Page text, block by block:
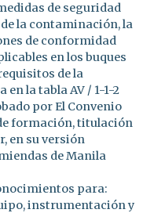
de seguridad
la contaminación, la
de conformidad
en los buques
de la
la tabla AV / 1-1-2
por El Convenio
formación, titulación
en su versión
de Manila
para:
instrumentación y